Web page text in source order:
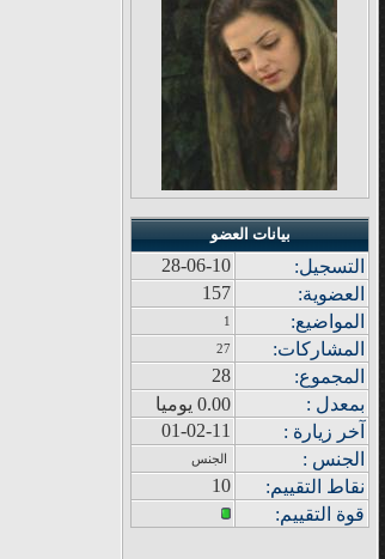
بيانات العضو
التسجيل:
28-06-10
العضوية:
157
المواضيع:
1
المشاركات:
27
المجموع:
28
بمعدل :
0.00 يوميا
خر زيار ة :
01-02-11
الجنس :
الجنس
نقاط التقييم:
10
قوة التقييم: